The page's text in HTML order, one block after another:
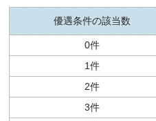
優遇条件の該当数
0件
1件
2件
3件